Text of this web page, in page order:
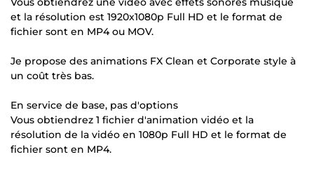
et la résolution est 1920x1080p Full HD et le format de
fichier sont en MP4 ou MOV.
Je propose des animations FX Clean et Corporate style à
un coût très bas.
En service de base, pas d'options
Vous obtiendrez 1 fichier d'animation vidéo et la
résolution de la vidéo en 1080p Full HD et le format de
fichier sont en MP4.